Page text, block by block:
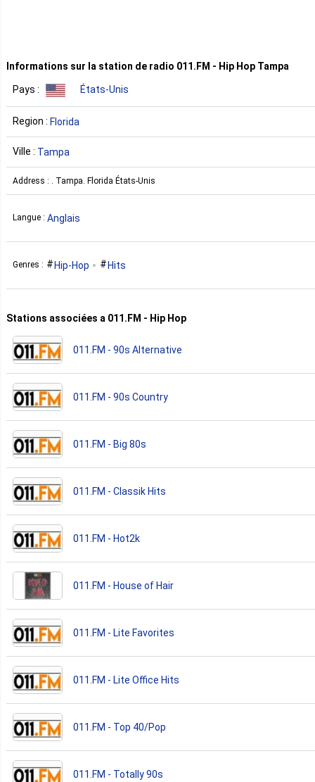
Informations sur la station de radio 011.FM - Hip Hop Tampa
Pays : États-Unis
Region : Florida
Ville : Tampa
Address : . Tampa. Florida États-Unis
Langue : Anglais
Genres : Hip-Hop Hits
Stations associées a 011.FM - Hip Hop
011.FM - 90s Alternative
011.FM - 90s Country
011.FM - Big 80s
011.FM - Classik Hits
011.FM - Hot2k
011.FM - House of Hair
011.FM - Lite Favorites
011.FM - Lite Office Hits
011.FM - Top 40/Pop
011.FM - Totally 90s